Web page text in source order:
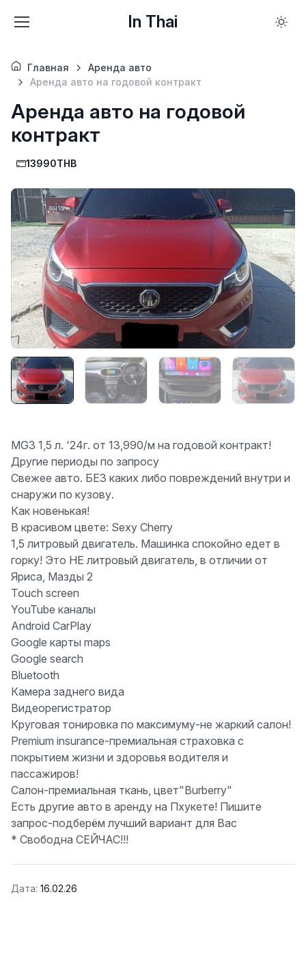
In Thai
Главная
Аренда авто
Аренда авто на годовой контракт
Аренда авто на годовой
контракт
13990THB
MG3 1,5 л. '24г. от 13,990/м на годовой контракт!
Другие периоды по запросу
Свежее авто. БЕЗ каких либо повреждений внутри и
снаружи по кузову.
Как новенькая!
В красивом цвете: Sexy Cherry
1,5 литровый двигатель. Машинка спокойно едет в
горку! Это НЕ литровый двигатель, в отличии от
Яриса, Мазды 2
Touch screen
YouTube каналы
Android CarPlay
Google карты maps ️
Google search
Bluetooth
Камера заднего вида
Видеорегистратор
Круговая тонировка по максимуму-не жаркий салон!
Premium insurance-премиальная страховка с
покрытием жизни и здоровья водителя и
пассажиров!
Салон-премиальная ткань, цвет"Burberry"
Есть другие авто в аренду на Пхукете! Пишите
запрос-подберём лучший вариант для Вас
* Свободна СЕЙЧАС!!!
Дата: 16.02.26